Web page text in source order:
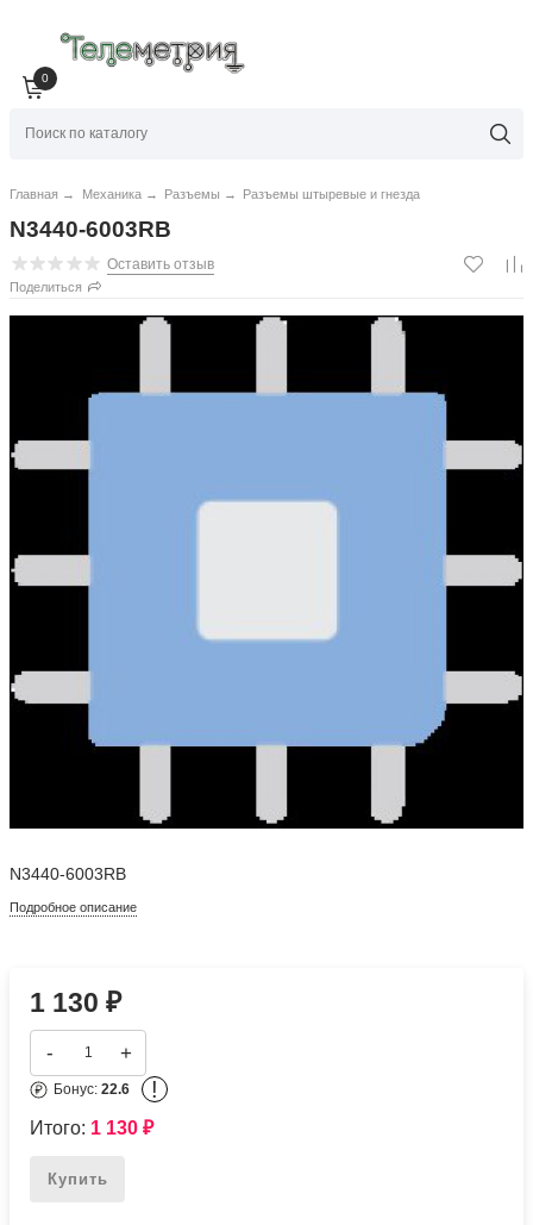
0
Главная → Механика → Разъемы → Разъемы штыревые и гнезда
N3440-6003RB
Оставить отзыв
Поделиться
N3440-6003RB
Подробное описание
1 130₽
- +
Бонус:22.6 !
Итого: 1 130₽
Купить